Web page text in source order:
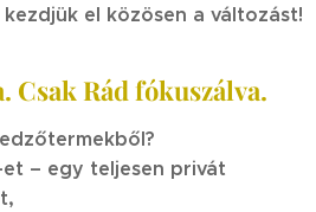
el közösen a változást!
Csak Rád fókuszálva.
et – egy teljesen privát